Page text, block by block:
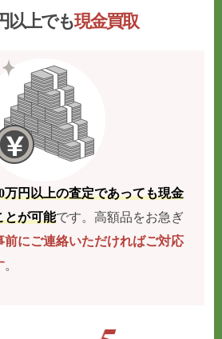
以上でも現金買取
万円以上の査定であっても現金
とが可能です。高額品をお急ぎ
前にご連絡いただければご対応
。